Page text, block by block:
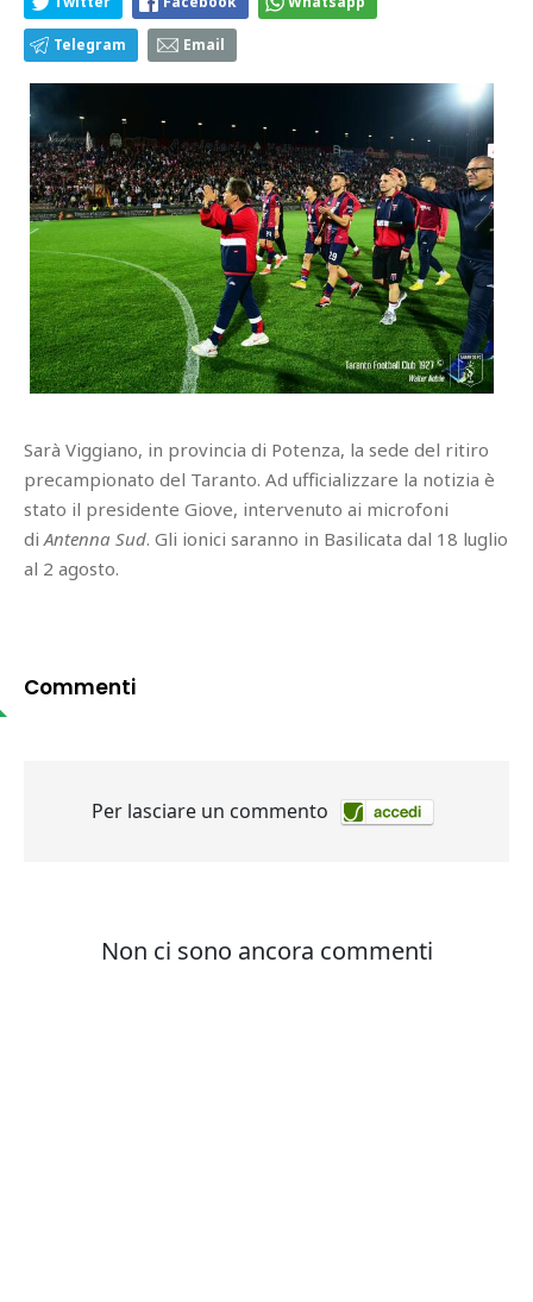
Telegram Email
Sarà Viggiano, in provincia di Potenza, la sede del ritiro
precampionato del Taranto. Ad ufficializzare la notizia è
stato il presidente Giove, intervenuto ai microfoni
di Antenna Sud. Gli ionici saranno in Basilicata dal 18 luglio
al 2 agosto.
Commenti